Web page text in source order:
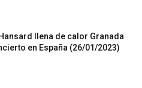
llena de calor Granada
en España (26/01/2023)